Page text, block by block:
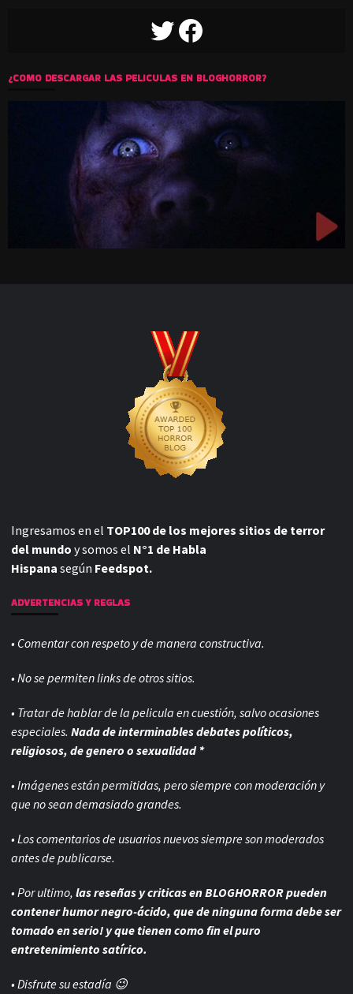
TWITTERFACEBOOK
¿COMO DESCARGAR LAS PELICULAS EN BLOGHORROR?
Ingresamos en el TOP100 de los mejores sitios de terror
del mundo y somos el N°1 de Habla
Hispana según Feedspot.
ADVERTENCIAS Y REGLAS
• Comentar con respeto y de manera constructiva.
• No se permiten links de otros sitios.
• Tratar de hablar de la pelicula en cuestión, salvo ocasiones
especiales. Nada de interminables debates políticos,
religiosos, de genero o sexualidad *
• Imágenes están permitidas, pero siempre conmoderación y
que no sean demasiado grandes.
• Los comentarios de usuarios nuevos siempre son moderados
antes de publicarse.
• Por ultimo, las reseñas y criticas en BLOGHORROR pueden
contener humor negro-ácido, que de ninguna forma debe ser
tomado en serio! y que tienen como fin el puro
entretenimiento satírico.
• Disfrute su estadía 😉